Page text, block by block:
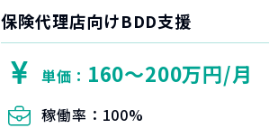
保険代理店向けBDD支援
単価： 160〜200万円/月
稼働率： 100%